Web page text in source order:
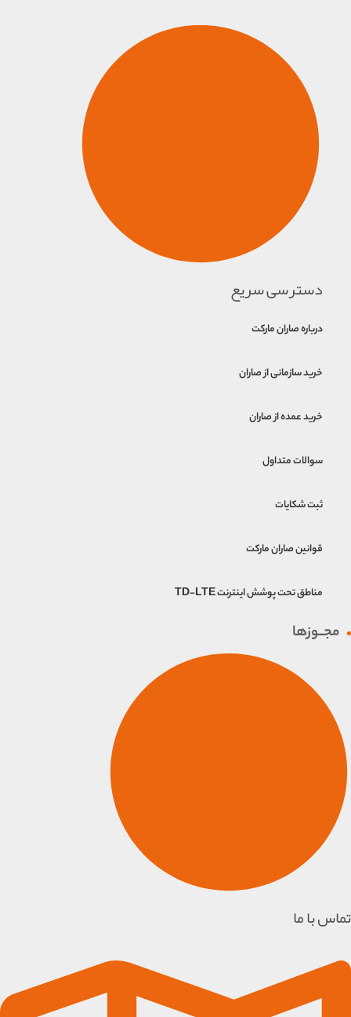
دسترسی سریع
درباره صاران مارکت
خرید سازمانی از صاران
خرید عمده از صاران
سوالات متداول
ثبت شکایات
قوانین صاران مارکت
مناطق تحت پوشش اینترنت TD-LTE
مجــوزها
تماس با ما